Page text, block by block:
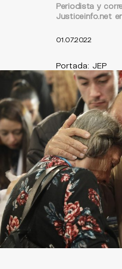
Periodista y
Justiceinfo.net
01.07.2022
Portada: JEP